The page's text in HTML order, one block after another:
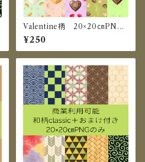
Valentine柄 20×20㎝PNG
のみ
¥250